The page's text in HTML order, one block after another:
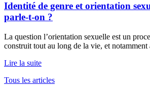
Identité de genre et orientation
parle-t-on ?
La question l’orientation sexuelle est un
construit tout au long de la vie, et notamment
Lire la suite
Tous les articles